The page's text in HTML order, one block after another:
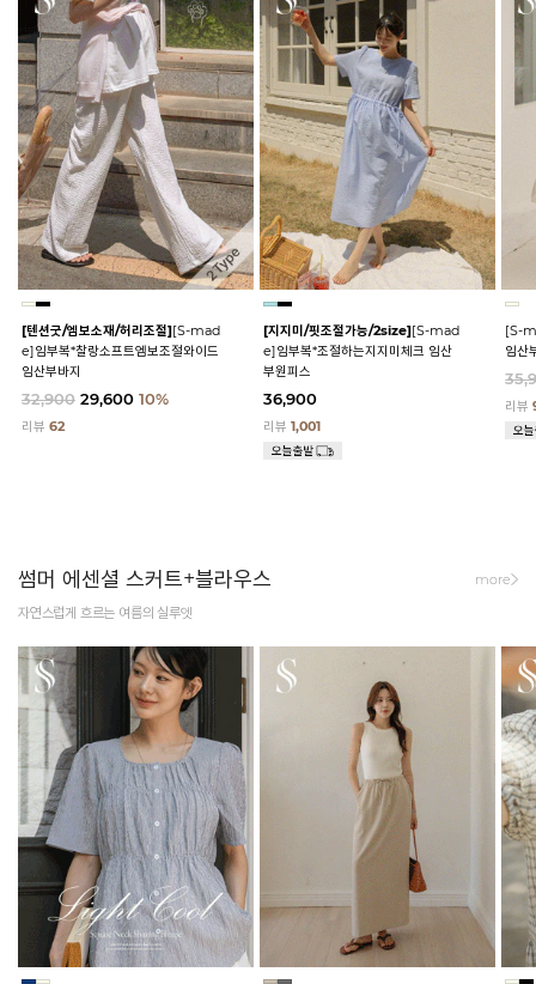
[텐션굿/엠보소재/허리조절][S-mad
e]임부복*찰랑소프트엠보조절와이드
임산부바지
32,900 29,600 10%
리뷰 62
[지지미/핏조절가능/2size][S-mad
e]임부복*조절하는지지미체크 임산
부원피스
36,900
리뷰1,001
[S-
임산
리뷰
썸머 에센셜 스커트+블라우스
자연스럽게 흐르는 여름의 실루엣
more